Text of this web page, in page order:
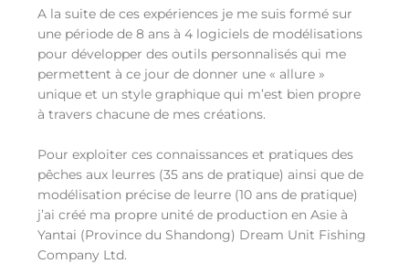
A la suite de ces expériences je me suis formé sur
une période de 8 ans à 4 logiciels de modélisations
pour développer des outils personnalisés qui me
permettent à ce jour de donner une « allure »
unique et un style graphique qui m’est bien propre
à travers chacune de mes créations.
Pour exploiter ces connaissances et pratiques des
pêches aux leurres (35 ans de pratique) ainsi que de
modélisation précise de leurre (10 ans de pratique)
j’ai créé ma propre unité de production en Asie à
Yantai (Province du Shandong) Dream Unit Fishing
Company Ltd.